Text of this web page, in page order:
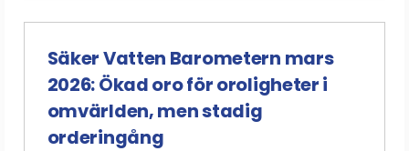
Säker Vatten Barometern mars
2026: Ökad oro för oroligheter i
omvärlden, men stadig
orderingång